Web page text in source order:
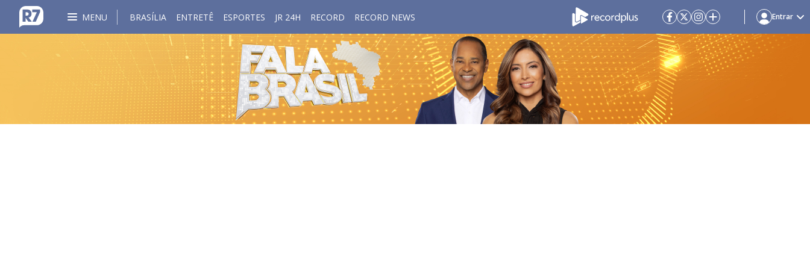
MENU BRASÍLIA ENTRETÊ ESPORTES JR 24H RECORD RECORD NEWS Entrar